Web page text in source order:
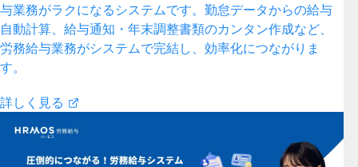
与業務がラクになるシステムです。勤怠データからの給与
自動計算、給与通知・年末調整書類のカンタン作成など、
労務給与業務がシステムで完結し、効率化につながりま
す。
詳しく見る